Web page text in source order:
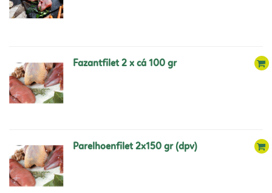
fazantfilet 2 x cá 100 gr
parelhoenfilet 2x150 gr (dpv)